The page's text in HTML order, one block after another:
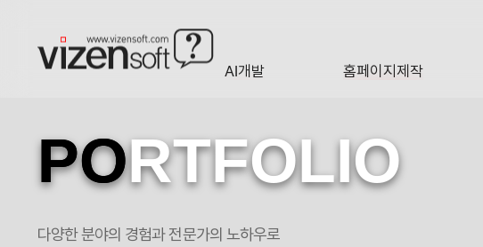
AI개발 홈페이지제작
PORTFOLIO
다양한 분야의 경험과 전문가의 노하우로